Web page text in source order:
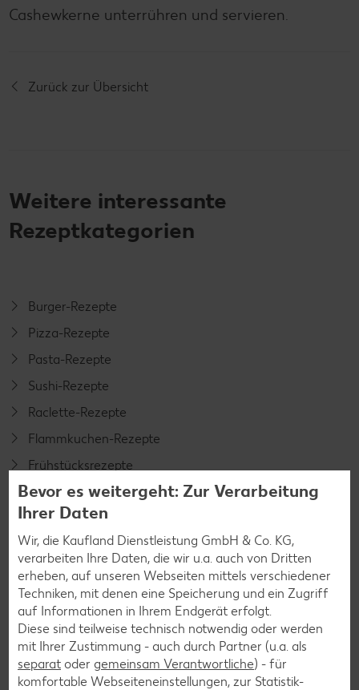
Cashewkerne unterrühren und servieren.
Zurück zur Übersicht
Weitere interessante
Rezeptkategorien
Burger-Rezepte
Pizza-Rezepte
Pasta-Rezepte
Sushi-Rezepte
Raclette-Rezepte
Flammkuchen-Rezepte
Frühstücksrezepte
Salat-Rezepte
Spargel-Rezepte
Fleisch-Rezepte
Fisch-Rezepte
Geflügel-Rezepte
Lamm-Rezepte
Grill-Rezepte
Bevor es weitergeht: Zur Verarbeitung
Ihrer Daten
Wir, die Kaufland Dienstleistung GmbH & Co. KG,
verarbeiten Ihre Daten, die wir u.a. auch von Dritten
erheben, auf unseren Webseiten mittels verschiedener
Techniken, mit denen eine Speicherung und ein Zugriff
auf Informationen in Ihrem Endgerät erfolgt.
Diese sind teilweise technisch notwendig oder werden
mit Ihrer Zustimmung - auch durch Partner (u.a. als
separat oder gemeinsam Verantwortliche) - für
komfortable Webseiteneinstellungen, zur Statistik-